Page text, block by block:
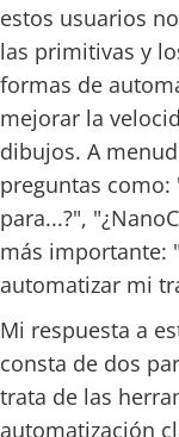
estos usuarios
las primitivas y
formas de
mejorar la
dibujos. A
preguntas como:
para...?",
más importante:
automatizar mi
Mi respuesta a
consta de dos
trata de las
automatización